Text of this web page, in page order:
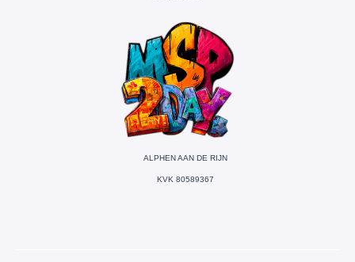
ALPHEN AAN DE RIJN
KVK 80589367